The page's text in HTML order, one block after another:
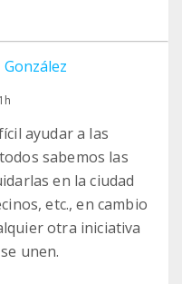
ayudar a las
sabemos las
en la ciudad
etc., en cambio
otra iniciativa
unen.